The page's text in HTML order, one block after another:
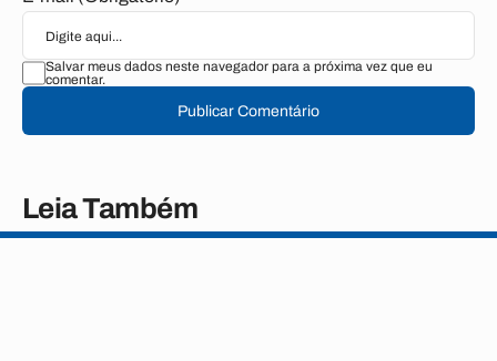
Salvar meus dados neste navegador para a próxima vez que eu
comentar.
Publicar Comentário
Leia Também